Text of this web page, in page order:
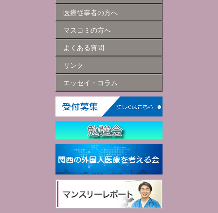
医療従事者の方へ
マスコミの方へ
よくある質問
リンク
エッセイ・コラム